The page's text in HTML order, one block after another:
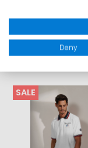
SALE
Deny